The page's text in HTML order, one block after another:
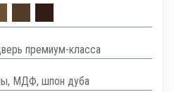
премиум-класса
МДФ, шпон дуба